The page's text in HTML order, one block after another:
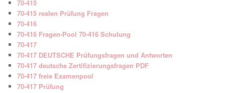
70-415
70-415 realen Prüfung Fragen
70-416
70-416 Fragen-Pool 70-416 Schulung
70-417
70-417 DEUTSCHE Prüfungsfragen und Antworten
70-417 deutsche Zertifizierungsfragen PDF
70-417 freie Examenpool
70-417 Prüfung